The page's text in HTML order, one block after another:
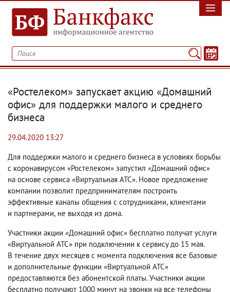
«Ростелеком» запускает акцию «Домашний
офис» для поддержки малого и среднего
бизнеса
29.04.2020 13:27
Для поддержки малого и среднего бизнеса в условиях борьбы
с коронавирусом «Ростелеком» запустил «Домашний офис»
на основе сервиса «Виртуальная АТС». Новое предложение
компании позволит предпринимателям построить
эффективные каналы общения с сотрудниками, клиентами
и партнерами, не выходя из дома.
Участники акции «Домашний офис» бесплатно получат услуги
«Виртуальной АТС» при подключении к сервису до 15 мая.
В течение двух месяцев с момента подключения все базовые
и дополнительные функции «Виртуальной АТС»
предоставляются без абонентской платы. Участники акции
бесплатно получают 1000 минут на звонки на все телефоны